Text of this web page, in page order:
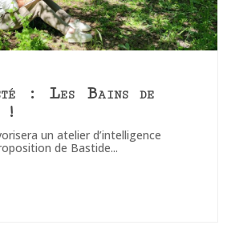
: Les Bains de
!
un atelier d’intelligence
de Bastide...